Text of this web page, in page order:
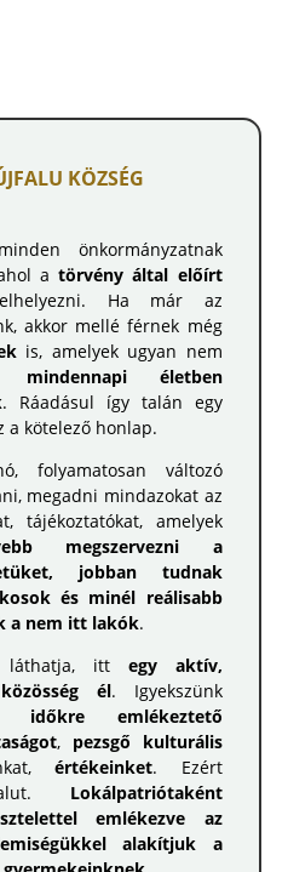
KÖZSÉG
önkormányzatnak
atörvény által előírt
Ha már az
akkor mellé férnek még
is, amelyek ugyan nem
mindennapi életben
. Ráadásul így talán egy
a kötelező honlap.
folyamatosan változó
megadni mindazokat az
tájékoztatókat, amelyek
megszervezni a
jobban tudnak
és minél reálisabb
a nem itt lakók.
láthatja, itt egy aktív,
él. Igyekszünk
időkre emlékeztető
, pezsgő kulturális
értékeinket. Ezért
Lokálpatriótaként
emlékezve az
alakítjuk a